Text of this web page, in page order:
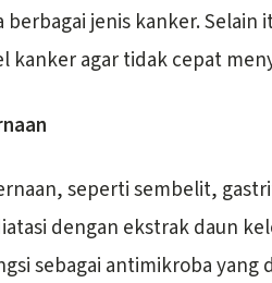
jenis kanker.
kanker agar tidak cepat
seperti sembelit,
dengan ekstrak daun
sebagai antimikroba yang